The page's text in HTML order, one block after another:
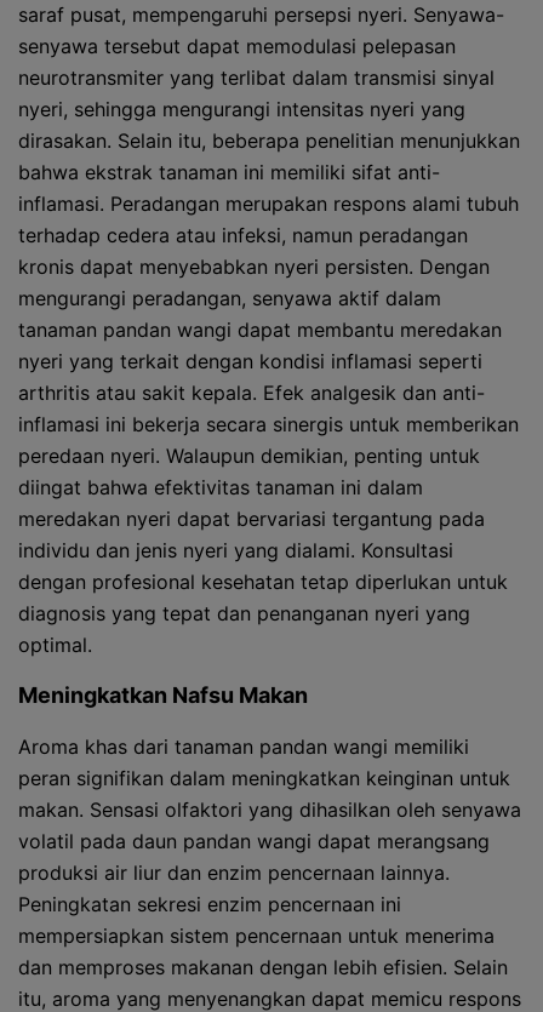
saraf pusat, mempengaruhi persepsi nyeri. Senyawa-
senyawa tersebut dapat memodulasi pelepasan
neurotransmiter yang terlibat dalam transmisi sinyal
nyeri, sehingga mengurangi intensitas nyeri yang
dirasakan. Selain itu, beberapa penelitian menunjukkan
bahwa ekstrak tanaman ini memiliki sifat anti-
inflamasi. Peradangan merupakan respons alami tubuh
terhadap cedera atau infeksi, namun peradangan
kronis dapat menyebabkan nyeri persisten. Dengan
mengurangi peradangan, senyawa aktif dalam
tanaman pandan wangi dapat membantu meredakan
nyeri yang terkait dengan kondisi inflamasi seperti
arthritis atau sakit kepala. Efek analgesik dan anti-
inflamasi ini bekerja secara sinergis untuk memberikan
peredaan nyeri. Walaupun demikian, penting untuk
diingat bahwa efektivitas tanaman ini dalam
meredakan nyeri dapat bervariasi tergantung pada
individu dan jenis nyeri yang dialami. Konsultasi
dengan profesional kesehatan tetap diperlukan untuk
diagnosis yang tepat dan penanganan nyeri yang
optimal.
Meningkatkan Nafsu Makan
Aroma khas dari tanaman pandan wangi memiliki
peran signifikan dalam meningkatkan keinginan untuk
makan. Sensasi olfaktori yang dihasilkan oleh senyawa
volatil pada daun pandan wangi dapat merangsang
produksi air liur dan enzim pencernaan lainnya.
Peningkatan sekresi enzim pencernaan ini
mempersiapkan sistem pencernaan untuk menerima
dan memproses makanan dengan lebih efisien. Selain
itu, aroma yang menyenangkan dapat memicu respons